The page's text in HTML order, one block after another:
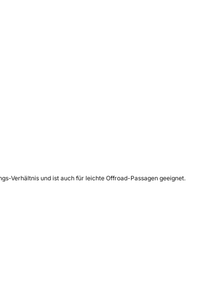
Verhältnis und ist auch für leichte Offroad-Passagen geeignet.